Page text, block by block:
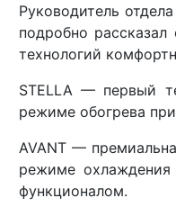
Руководитель
подробно
технологий
STELLA — первый
режиме обогрева
AVANT —
режиме
функционалом.